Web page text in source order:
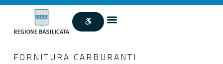
FORNITURA CARBURANTI